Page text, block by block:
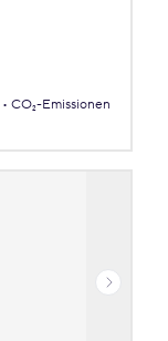
CO₂-Emissionen